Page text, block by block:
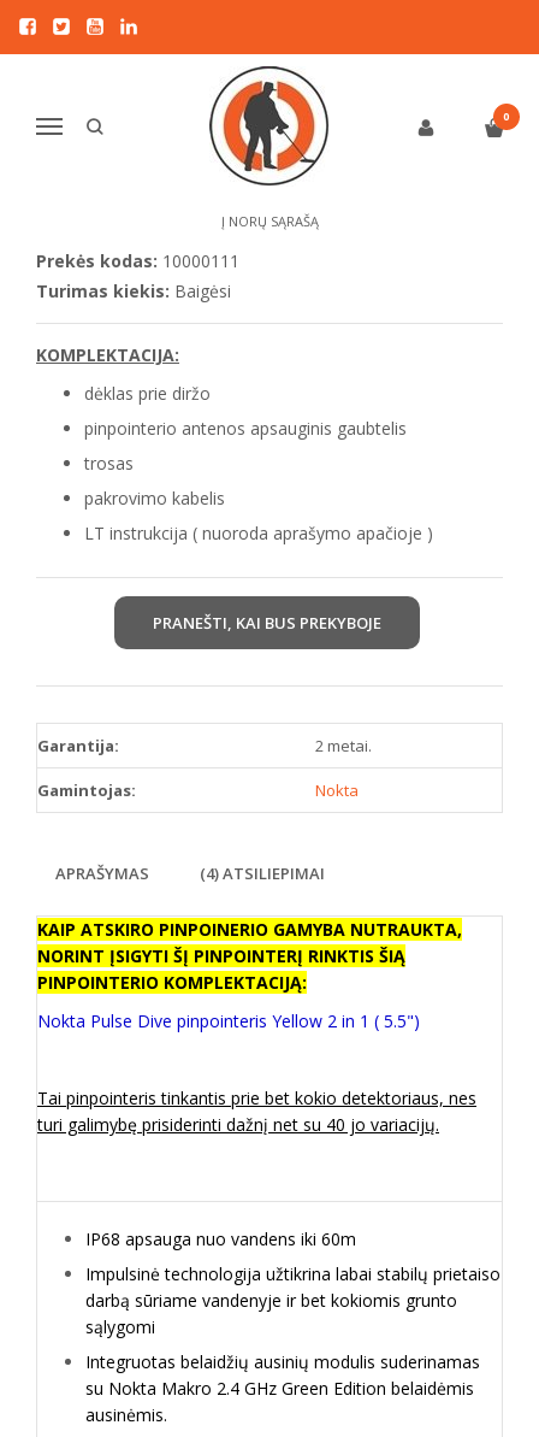
Navigacija
0
Pagrindinis PINPOINTERIAI
NOKTA PULSE DIVE PINPOINTERIS
/5 | remiantis4kliento įvertinimu
Į NORŲ SĄRAŠĄ
Prekės kodas: 10000111
Turimas kiekis: Baigėsi
KOMPLEKTACIJA:
dėklas prie diržo
pinpointerio antenos apsauginis gaubtelis
trosas
pakrovimo kabelis
LT instrukcija ( nuoroda aprašymo apačioje )
PRANEŠTI, KAI BUS PREKYBOJE
Garantija: 2 metai.
Gamintojas: Nokta
APRAŠYMAS (4) ATSILIEPIMAI
KAIP ATSKIRO PINPOINERIO GAMYBA NUTRAUKTA,
NORINT ĮSIGYTI ŠĮ PINPOINTERĮ RINKTIS ŠIĄ
PINPOINTERIO KOMPLEKTACIJĄ:
Nokta Pulse Dive pinpointeris Yellow 2 in 1 ( 5.5")
Tai pinpointeris tinkantis prie bet kokio detektoriaus, nes
turi galimybę prisiderinti dažnį net su 40 jo variacijų.
IP68 apsauga nuo vandens iki 60m
Impulsinė technologija užtikrina labai stabilų prietaiso
darbą sūriame vandenyje ir bet kokiomis grunto
sąlygomi
Integruotas belaidžių ausinių modulis suderinamas
su Nokta Makro 2.4 GHz Green Edition belaidėmis
ausinėmis.